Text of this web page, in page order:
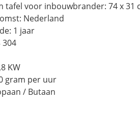
tafel voor inbouwbrander: 74 x 31
Nederland
1 jaar
304
KW
gram per uur
/ Butaan